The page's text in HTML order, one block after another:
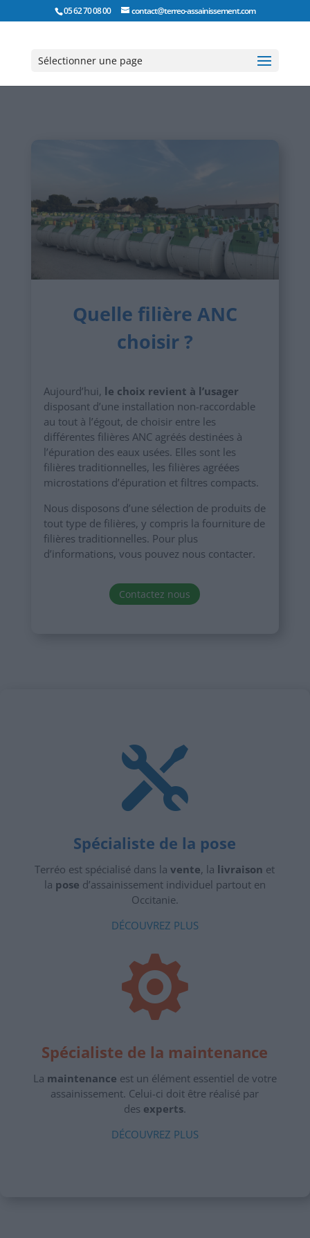
05 62 70 08 00 contact@terreo-assainissement.com
Sélectionner une page
Quelle filière ANC
choisir ?
Aujourd’hui, le choix revient à l’usager
disposant d’une installation non-raccordable
au tout à l’égout, de choisir entre les
différentes filières ANC agréés destinées à
l’épuration des eaux usées. Elles sont les
filières traditionnelles, les filières agréées
microstations d’épuration et filtres compacts.
Nous disposons d’une sélection de produits de
tout type de filières, y compris la fourniture de
filières traditionnelles. Pour plus
d’informations, vous pouvez nous contacter.
Contactez nous

Spécialiste de la pose
Terréo est spécialisé dans la vente, la livraison et
la pose d’assainissement individuel partout en
Occitanie.
DÉCOUVREZ PLUS

Spécialiste de la maintenance
La maintenance est un élément essentiel de votre
assainissement. Celui-ci doit être réalisé par
des experts.
DÉCOUVREZ PLUS